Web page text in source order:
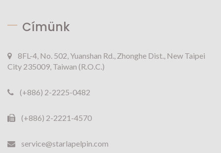
Címünk
8FL-4, No. 502, Yuanshan Rd., Zhonghe Dist., New Taipei
City 235009, Taiwan (R.O.C.)
(+886) 2-2225-0482
(+886) 2-2221-4570
service@starlapelpin.com